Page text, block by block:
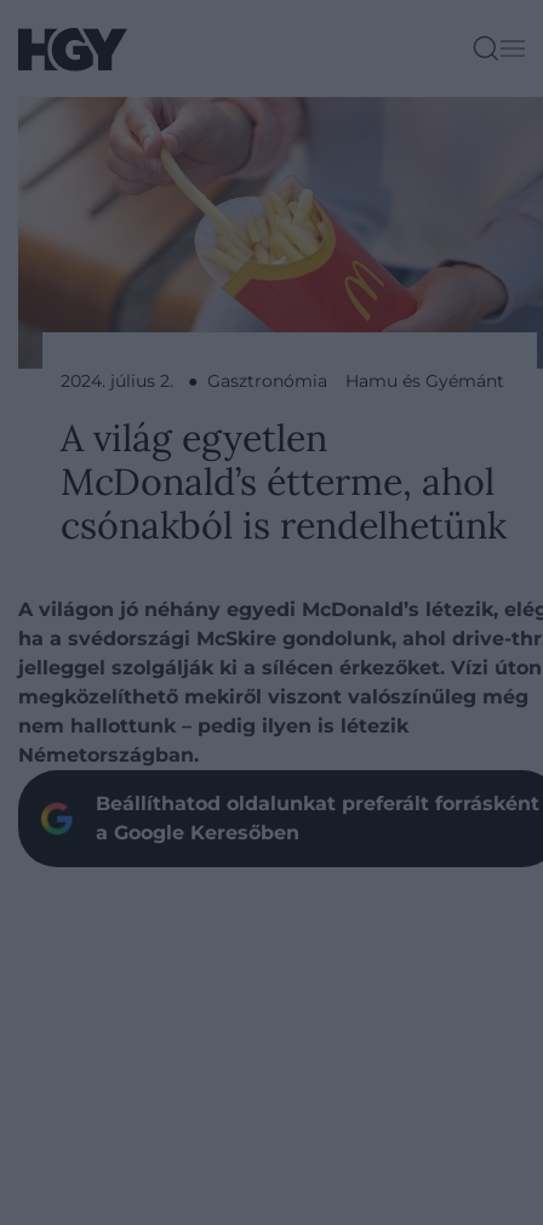
2024. július 2. ● Gasztronómia Hamu és Gyémánt
A világ egyetlen
McDonald’s étterme, ahol
csónakból is rendelhetünk
A világon jó néhány egyedi McDonald’s létezik,
ha a svédországi McSkire gondolunk, ahol drive-
jelleggel szolgálják ki a sílécen érkezőket. Vízi úton
megközelíthető mekiről viszont valószínűleg még
nem hallottunk – pedig ilyen is létezik
Németországban.
Beállíthatod oldalunkat preferált forrásként
a Google Keresőben